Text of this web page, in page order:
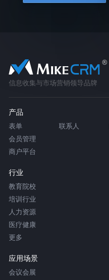
信息收集与市场营销领导品牌
产品
表单 联系人
会员管理
商户平台
行业
教育院校
培训行业
人力资源
医疗健康
更多
应用场景
会议会展